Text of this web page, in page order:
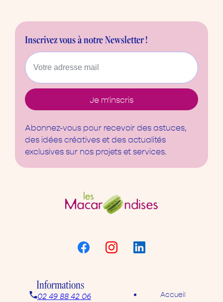
Inscrivez vousà notre Newsletter !
Abonnez-vous pour recevoir des astuces,
des idées créatives et des actualités
exclusives sur nos projets et services.
Informations
02 49 88 42 06
Accueil